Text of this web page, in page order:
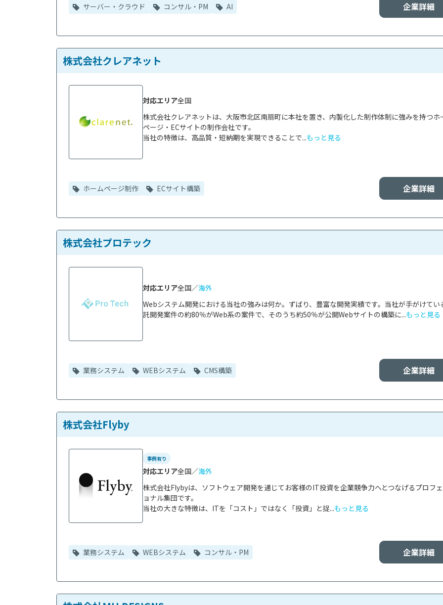
企業詳細
サーバー・クラウド コンサル・PM AI
株式会社クレアネット
株式会社クレアネットは、大阪市北区南扇町に本社を置き、内製化した制作体制に強みを持つホ
ページ・ECサイトの制作会社です。
当社の特徴は、高品質・短納期を実現できることで...もっと見る
対応エリア全国
企業詳細
ホームページ制作 ECサイト構築
株式会社プロテック
Webシステム開発における当社の強みは何か。ずばり、豊富な開発実績です。当社が手がけてい
託開発案件の約80％がWeb系の案件で、そのうち約50％が公開Webサイトの構築に...もっと見る
対応エリア全国／海外
企業詳細
業務システム WEBシステム CMS構築
株式会社Flyby
株式会社Flybyは、ソフトウェア開発を通じてお客様のIT投資を企業競争力へとつなげるプロフ
ョナル集団です。
当社の大きな特徴は、ITを「コスト」ではなく「投資」と捉...もっと見る
事例有り
対応エリア全国／海外
企業詳細
業務システム WEBシステム コンサル・PM